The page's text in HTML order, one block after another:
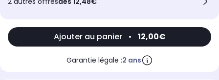
Ajouter au panier • 12,00€
Garantie légale :2 ans